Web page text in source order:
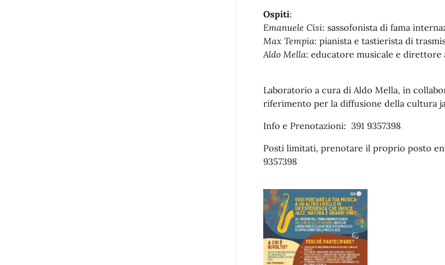
Ospiti:
Emanuele Cisi: sassofonista di fama
Max Tempia: pianista e tastierista di
Aldo Mella: educatore musicale e
Laboratorio a cura di Aldo Mella, in
riferimento per la diffusione della cultura
Info e Prenotazioni: 391 9357398
Posti limitati, prenotare il proprio posto
9357398